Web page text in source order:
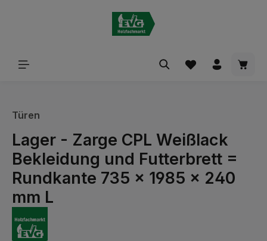
Türen
Lager - Zarge CPL Weißlack
Bekleidung und Futterbrett =
Rundkante 735 x 1985 x 240
mm L